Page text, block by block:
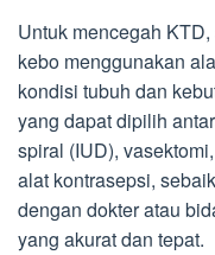
Untuk mencegah
kebo menggunakan
kondisi tubuh dan
yang dapat dipilih
spiral (IUD),
alat kontrasepsi,
dengan dokter atau
yang akurat dan tepat.